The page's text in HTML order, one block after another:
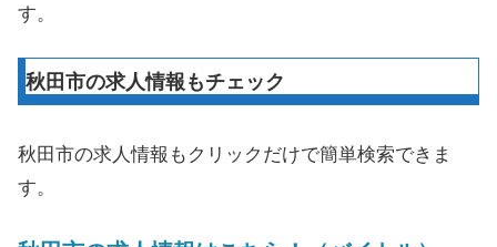
す。
秋田市の求人情報もチェック
秋田市の求人情報もクリックだけで簡単検索できま
す。